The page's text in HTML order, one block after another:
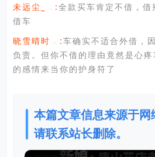
未远尘_
:全款买车肯定不借，
借车
晓雪晴时
:车确实不适合外借，
负责。但你不借的理由竟然是心疼
的感情来当你的护身符了
本篇文章信息来源于网
请联系站长删除。